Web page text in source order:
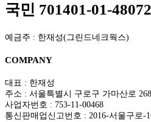
국민 701401-01-
예금주 : 한재성(그린드네크웍스)
COMPANY
대표 : 한재성
주소 : 서울특별시 구로구 가마산로 268
사업자번호 : 753-11-00468
통신판매업신고번호 : 2016-서울구로-